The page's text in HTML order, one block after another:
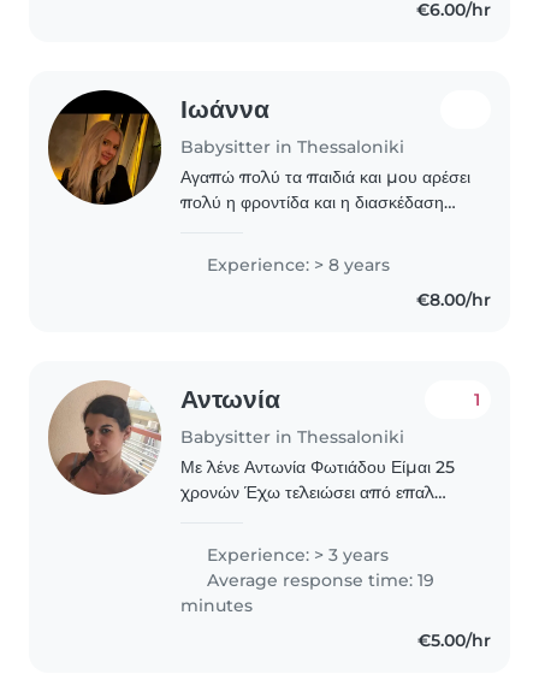
€6.00/hr
Ιωάννα
Babysitter in Thessaloniki
Αγαπώ πολύ τα παιδιά και μου αρέσει
πολύ η φροντίδα και η διασκέδαση
Παιχνιδιού και αγάπης
Experience: > 8 years
€8.00/hr
Αντωνία
Babysitter in Thessaloniki
1
Με λένε Αντωνία Φωτιάδου Είμαι 25
χρονών Έχω τελειώσει από επαλ
τελειώσει από ιεκ με ειδικότητα
μαιευτική Έχω κάνει πρακτική στο
γενικό νοσοκομείο Ιπποκράτειο..
Experience: > 3 years
Average response time: 19
minutes
€5.00/hr